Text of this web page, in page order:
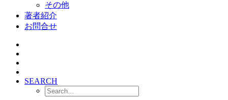
その他
著者紹介
お問合せ
SEARCH